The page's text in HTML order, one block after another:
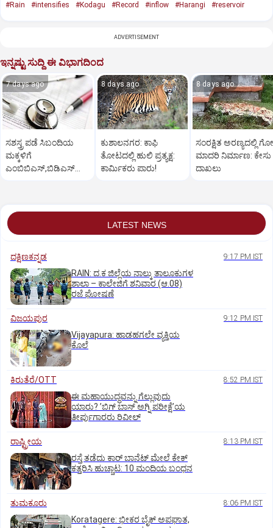
#Rain #intensifies #Kodagu #Record #inflow #Harangi #reservoir
ADVERTISEMENT
ಇನ್ನಷ್ಟು ಸುದ್ದಿ ಈ ವಿಭಾಗದಿಂದ
7 days ago
ಸಶಸ್ತ್ರ ಪಡೆ ಸಿಬಂದಿಯ
ಮಕ್ಕಳಿಗೆ
ಎಂಬಿಬಿಎಸ್‌,ಬಿಡಿಎಸ್‌
8 days ago
ಕುಶಾಲನಗರ: ಕಾಫಿ
ತೋಟದಲ್ಲಿ ಹುಲಿ ಪ್ರತ್ಯಕ್ಷ:
ಕಾರ್ಮಿಕರು ಪಾರು!
8 days ago
ಸಂರಕ್ಷಿತ ಅರಣ್ಯದಲ್ಲಿ
ಮಾದರಿ ನಿರ್ಮಾಣ: ಕೇಸು
ದಾಖಲು
LATEST NEWS
ದಕ್ಷಿಣಕನ್ನಡ 9:17 PM IST
RAIN: ದ.ಕ ಜಿಲ್ಲೆಯ ನಾಲ್ಕು ತಾಲೂಕುಗಳ
ಶಾಲಾ – ಕಾಲೇಜಿಗೆ ಶನಿವಾರ (ಆ.08)
ರಜೆ ಘೋಷಣೆ
ವಿಜಯಪುರ 9:12 PM IST
Vijayapura: ಹಾಡಹಗಲೇ ವ್ಯಕ್ತಿಯ
ಕೊಲೆ
ಕಿರುತೆರೆ/OTT 8:52 PM IST
ಈ ಮಹಾಯುದ್ಧವನ್ನು ಗೆಲ್ಲುವುದು
ಯಾರು? ʼಬಿಗ್‌ ಬಾಸ್‌ ಅಗ್ನಿ ಪರೀಕ್ಷೆʼಯ
ತೀರ್ಪುಗಾರರು ರಿವೀಲ್
ರಾಷ್ಟ್ರೀಯ 8:13 PM IST
ರಸ್ತೆ ತಡೆದು ಕಾರ್ ಬಾನೆಟ್ ಮೇಲೆ ಕೇಕ್
ಕತ್ತರಿಸಿ ಹುಚ್ಚಾಟ: 10 ಮಂದಿಯ ಬಂಧನ
ತುಮಕೂರು 8:06 PM IST
Koratagere: ಭೀಕರ ಬೈಕ್ ಅಪಘಾತ,